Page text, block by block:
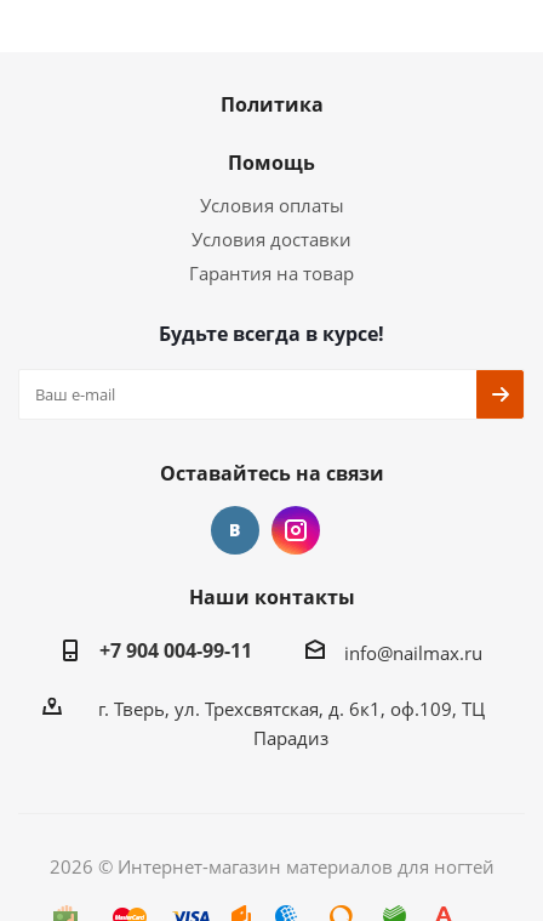
Политика
Помощь
Условия оплаты
Условия доставки
Гарантия на товар
Будьте всегда в курсе!
Оставайтесь на связи
Наши контакты
+7 904 004-99-11
info@nailmax.ru
г. Тверь, ул. Трехсвятская, д. 6к1, оф.109, ТЦ
Парадиз
2026 © Интернет-магазин материалов для ногтей